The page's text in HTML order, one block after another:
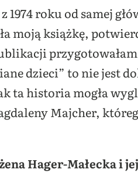
roku od samej
moją książkę,
dzieci” to nie jest
historia mogła
Majcher,
Hager-Małecka i